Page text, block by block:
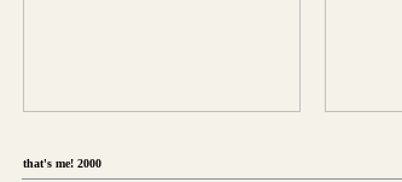
that's me! 2000